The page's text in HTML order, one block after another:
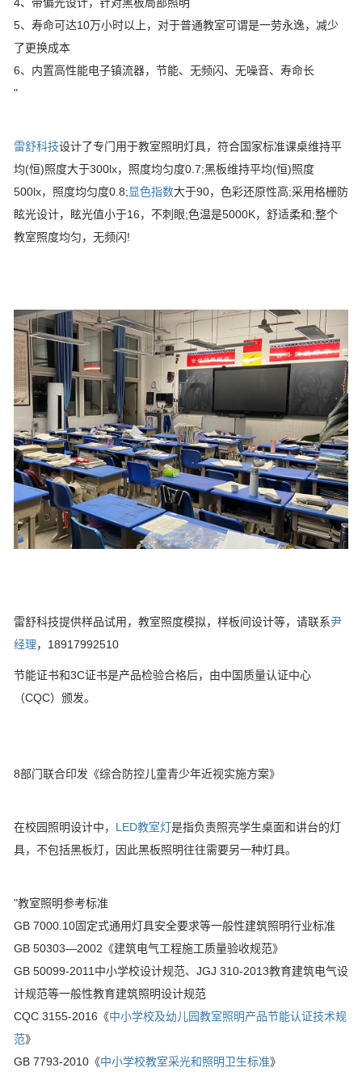
4、带偏光设计，针对黑板局部照明
5、寿命可达10万小时以上，对于普通教室可谓是一劳永逸，减少
了更换成本
6、内置高性能电子镇流器，节能、无频闪、无噪音、寿命长
"
雷舒科技设计了专门用于教室照明灯具，符合国家标准课桌维持平
均(恒)照度大于300lx，照度均匀度0.7;黑板维持平均(恒)照度
500lx，照度均匀度0.8;显色指数大于90，色彩还原性高;采用格栅防
眩光设计，眩光值小于16，不刺眼;色温是5000K，舒适柔和;整个
教室照度均匀，无频闪!
雷舒科技提供样品试用，教室照度模拟，样板间设计等，请联系尹
经理，18917992510
节能证书和3C证书是产品检验合格后，由中国质量认证中心
（CQC）颁发。
8部门联合印发《综合防控儿童青少年近视实施方案》
在校园照明设计中， LED教室灯是指负责照亮学生桌面和讲台的灯
具，不包括黑板灯，因此黑板照明往往需要另一种灯具。
"教室照明参考标准
GB 7000.10固定式通用灯具安全要求等一般性建筑照明行业标准
GB 50303—2002《建筑电气工程施工质量验收规范》
GB 50099-2011中小学校设计规范、JGJ 310-2013教育建筑电气设
计规范等一般性教育建筑照明设计规范
CQC 3155-2016《中小学校及幼儿园教室照明产品节能认证技术规
范》
GB 7793-2010《中小学校教室采光和照明卫生标准》